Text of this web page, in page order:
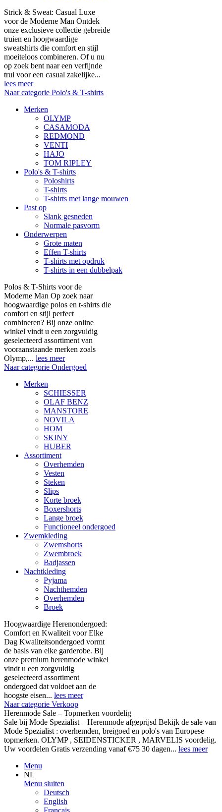
Strick & Sweat: Casual Luxe
voor de Moderne Man Ontdek
onze exclusieve collectie gebreide
truien en hoogwaardige
sweatshirts die comfort en stijl
moeiteloos combineren. Of u nu
op zoek bent naar een verfijnde
trui voor een casual zakelijke...
lees meer
Naar categorie Polo's & T-shirts
Merken
OLYMP
CASAMODA
REDMOND
VENTI
HAJO
TOM RIPLEY
Polo's & T-shirts
Poloshirts
T-shirts
T-shirts met lange mouwen
Past op
Slank gesneden
Normale pasvorm
Onderwerpen
Grote maten
Effen T-shirts
T-shirts met opdruk
T-shirts in een dubbelpak
Polos & T-Shirts voor de
Moderne Man Op zoek naar
hoogwaardige polos en t-shirts die
comfort en stijl perfect
combineren? Bij onze online
winkel vindt u een zorgvuldig
geselecteerd assortiment van
vooraanstaande merken zoals
Olymp,... lees meer
Naar categorie Ondergoed
Merken
SCHIESSER
OLAF BENZ
MANSTORE
NOVILA
HOM
SKINY
HUBER
Assortiment
Overhemden
Vesten
Steken
Slips
Korte broek
Boxershorts
Lange broek
Functioneel ondergoed
Zwemkleding
Zwemshorts
Zwembroek
Badjassen
Nachtkleding
Pyjama
Nachthemden
Overhemden
Broek
Hoogwaardige Herenondergoed:
Comfort en Kwaliteit voor Elke
Dag Kwaliteitsondergoed vormt
de basis van elke garderobe. Bij
onze premium herenmode winkel
vindt u een zorgvuldig
geselecteerd assortiment
ondergoed dat voldoet aan de
hoogste eisen... lees meer
Naar categorie Verkoop
Herenmode Sale – Topmerken voordelig
Sale bij Mode Spezialist – Herenmode afgeprijsd Bekijk de sale van
Mode Spezialist : overhemden, breigoed en polo's van Europese
topmerken. OLYMP , SEIDENSTICKER , MARVELIS voordelig.
Uw voordelen Gratis verzending vanaf €75 30 dagen... lees meer
Menu
NL
Menu sluiten
Deutsch
English
Français